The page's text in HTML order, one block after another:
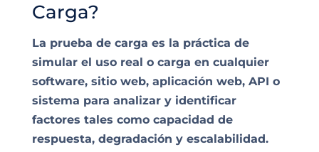
Carga?
La prueba de carga es la práctica de
simular el uso real o carga en cualquier
software, sitio web, aplicación web, API o
sistema para analizar y identificar
factores tales como capacidad de
respuesta, degradación y escalabilidad.